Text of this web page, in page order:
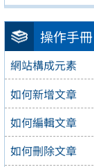
操作手冊
網站構成元素
如何新增文章
如何編輯文章
如何刪除文章